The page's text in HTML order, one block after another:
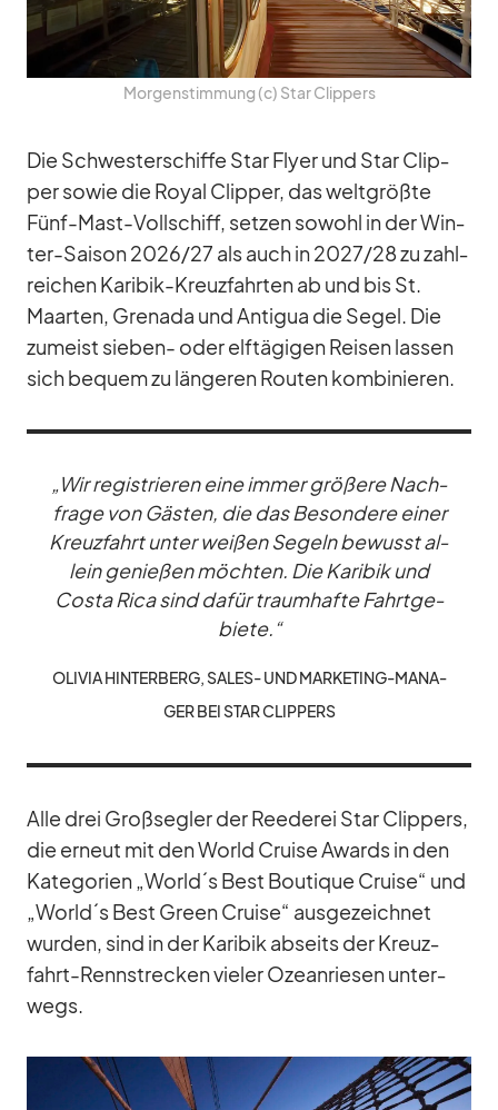
Mor­gen­stim­mung (c) Star Clip­pers
Die Schwes­ter­schiffe Star Flyer und Star Clip­
per so­wie die Royal Clip­per, das welt­größte
Fünf-Mast-Voll­schiff, set­zen so­wohl in der Win­
ter-Sai­son 2026/​27 als auch in 2027/​28 zu zahl­
rei­chen Ka­ri­bik-Kreuz­fahr­ten ab und bis St.
Maar­ten, Gre­nada und An­ti­gua die Se­gel. Die
zu­meist sie­ben- oder elf­tä­gi­gen Rei­sen las­sen
sich be­quem zu län­ge­ren Rou­ten kom­bi­nie­ren.
„Wir re­gis­trie­ren eine im­mer grö­ßere Nach­
frage von Gäs­ten, die das Be­son­dere ei­ner
Kreuz­fahrt un­ter wei­ßen Se­geln be­wusst al­
lein ge­nie­ßen möch­ten. Die Ka­ri­bik und
Costa Rica sind da­für traum­hafte Fahrt­ge­
biete.“
OLI­VIA HIN­TER­BERG, SA­LES- UND MAR­KE­TING-MA­NA­
GER BEI STAR CLIP­PERS
Alle drei Groß­seg­ler der Ree­de­rei Star Clip­pers,
die er­neut mit den World Cruise Awards in den
Ka­te­go­rien „World´s Best Bou­tique Cruise“ und
„World´s Best Green Cruise“ aus­ge­zeich­net
wur­den, sind in der Ka­ri­bik ab­seits der Kreuz­
fahrt-Renn­stre­cken vie­ler Oze­an­rie­sen un­ter­
wegs.